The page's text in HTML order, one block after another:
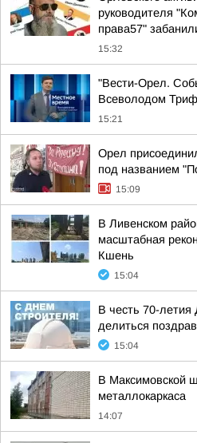
руководителя
права57"
15:32
"Вести-Орел.
Всеволодом
15:21
Орел
под названием
15:09
В Ливенском
масштабная
Кшень
15:04
В честь 70-
делиться
15:04
В Максимовской
металлокаркаса
14:07